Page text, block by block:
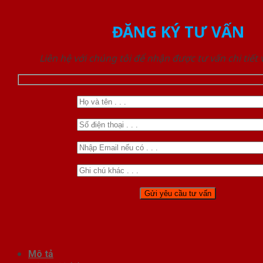
ĐĂNG KÝ TƯ VẤN
Liên hệ với chúng tôi để nhận được tư vấn chi tiết
Mô tả